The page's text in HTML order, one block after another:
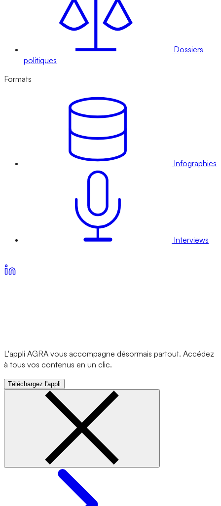
Dossiers
politiques
Formats
Infographies
Interviews
L'appli AGRA vous accompagne désormais partout. Accédez
à tous vos contenus en un clic.
Téléchargez l'appli